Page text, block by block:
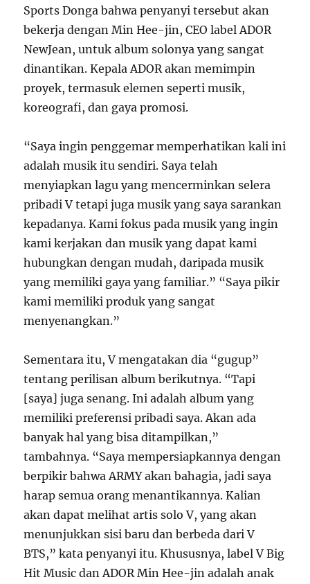
Sports Donga bahwa penyanyi tersebut akan
bekerja dengan Min Hee-jin, CEO label ADOR
NewJean, untuk album solonya yang sangat
dinantikan. Kepala ADOR akan memimpin
proyek, termasuk elemen seperti musik,
koreografi, dan gaya promosi.
“Saya ingin penggemar memperhatikan kali ini
adalah musik itu sendiri. Saya telah
menyiapkan lagu yang mencerminkan selera
pribadi V tetapi juga musik yang saya sarankan
kepadanya. Kami fokus pada musik yang ingin
kami kerjakan dan musik yang dapat kami
hubungkan dengan mudah, daripada musik
yang memiliki gaya yang familiar.” “Saya pikir
kami memiliki produk yang sangat
menyenangkan.”
Sementara itu, V mengatakan dia “gugup”
tentang perilisan album berikutnya. “Tapi
[saya] juga senang. Ini adalah album yang
memiliki preferensi pribadi saya. Akan ada
banyak hal yang bisa ditampilkan,”
tambahnya. “Saya mempersiapkannya dengan
berpikir bahwa ARMY akan bahagia, jadi saya
harap semua orang menantikannya. Kalian
akan dapat melihat artis solo V, yang akan
menunjukkan sisi baru dan berbeda dari V
BTS,” kata penyanyi itu. Khususnya, label V Big
Hit Music dan ADOR Min Hee-jin adalah anak